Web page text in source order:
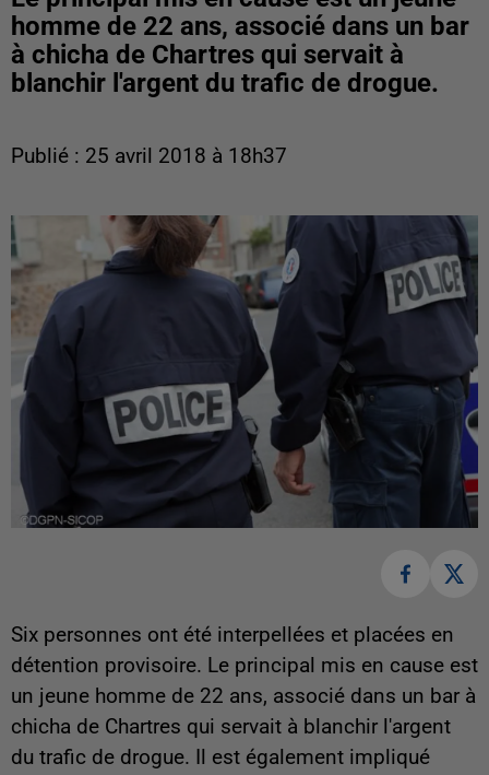
homme de 22 ans, associé dans un bar
à chicha de Chartres qui servait à
blanchir l'argent du trafic de drogue.
Publié : 25 avril 2018 à 18h37
Six personnes ont été interpellées et placées en
détention provisoire. Le principal mis en cause est
un jeune homme de 22 ans, associé dans un bar à
chicha de Chartres qui servait à blanchir l'argent
du trafic de drogue. Il est également impliqué